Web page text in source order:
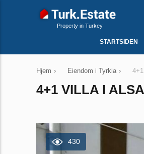
Property in Turkey
STARTSIDEN
Hjem › Eiendom i Tyrkia ›
4+1 VILLA I
430